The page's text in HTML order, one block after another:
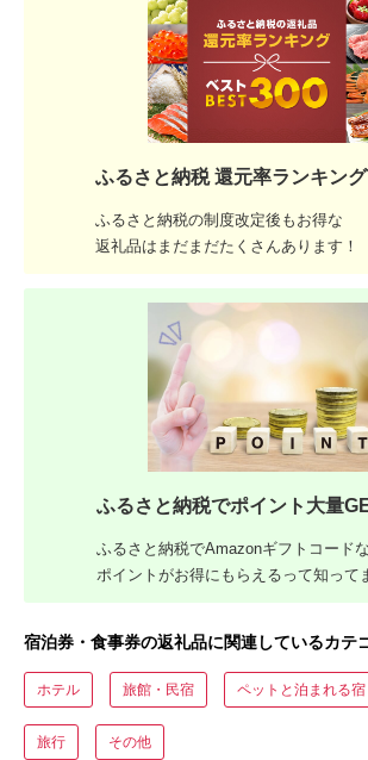
ふるさと納税 還元率ランキン
ふるさと納税の制度改定後もお得な
返礼品はまだまだたくさんあります！
ふるさと納税でポイント大量
ふるさと納税でAmazonギフトコード
ポイントがお得にもらえるって知って
宿泊券・食事券の返礼品に関連しているカテ
ホテル 旅館・民宿 ペットと泊まれる宿
旅行 その他